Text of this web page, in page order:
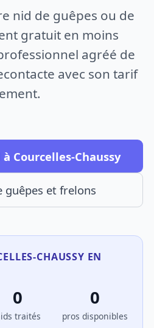
nid de guêpes ou de
gratuit en moins
agréé de
avec son tarif
Courcelles-Chaussy
guêpes et frelons
CHAUSSY EN
0
traités
0
pros disponibles